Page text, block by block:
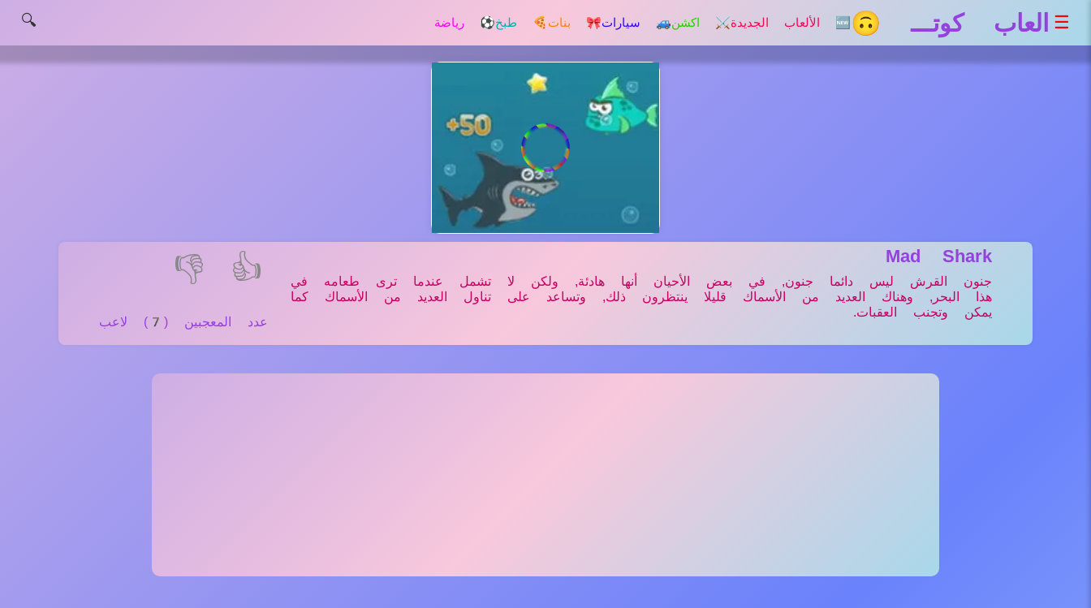
☰ العاب كوتـــ 🙃 🆕 الألعاب الجديدة ⚔️ اكشن🚙 سيارات🎀 بنات 🍕 طبخ⚽ رياضة 🔍
👍
👎
عدد المعجبين (7) لاعب
Mad Shark
جنون القرش ليس دائما جنون, في بعض الأحيان أنها هادئة, ولكن لا تشمل عندما ترى طعامه في
هذا البحر, وهناك العديد من الأسماك قليلا ينتظرون ذلك, وتساعد على تناول العديد من الأسماك كما
يمكن وتجنب العقبات.